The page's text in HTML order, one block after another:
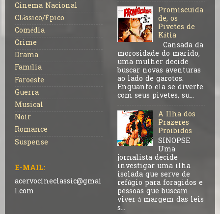
Cinema Nacional
Clássico/Épico
Comédia
Crime
Drama
Família
Faroeste
Guerra
Musical
Noir
Romance
Suspense
E-MAIL:
acervocineclassic@gmai
l.com
Promiscuida
de, os
Pivetes de
Kátia
Cansada da
morosidade do marido,
uma mulher decide
buscar novas aventuras
ao lado de garotos.
Enquanto ela se diverte
com seus pivetes, su...
A Ilha dos
Prazeres
Proibidos
SINOPSE
Uma
jornalista decide
investigar uma ilha
isolada que serve de
refúgio para foragidos e
pessoas que buscam
viver à margem das leis
s...